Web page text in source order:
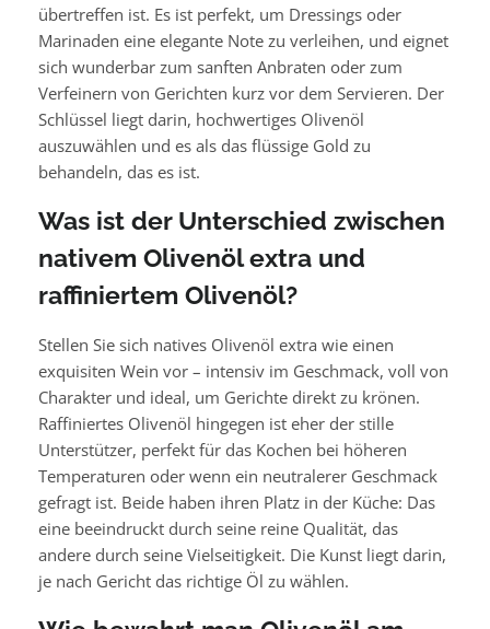
übertreffen ist. Es ist perfekt, um Dressings oder
Marinaden eine elegante Note zu verleihen, und eignet
sich wunderbar zum sanften Anbraten oder zum
Verfeinern von Gerichten kurz vor dem Servieren. Der
Schlüssel liegt darin, hochwertiges Olivenöl
auszuwählen und es als das flüssige Gold zu
behandeln, das es ist.
Was ist der Unterschied zwischen
nativem Olivenöl extra und
raffiniertem Olivenöl?
Stellen Sie sich natives Olivenöl extra wie einen
exquisiten Wein vor – intensiv im Geschmack, voll von
Charakter und ideal, um Gerichte direkt zu krönen.
Raffiniertes Olivenöl hingegen ist eher der stille
Unterstützer, perfekt für das Kochen bei höheren
Temperaturen oder wenn ein neutralerer Geschmack
gefragt ist. Beide haben ihren Platz in der Küche: Das
eine beeindruckt durch seine reine Qualität, das
andere durch seine Vielseitigkeit. Die Kunst liegt darin,
je nach Gericht das richtige Öl zu wählen.